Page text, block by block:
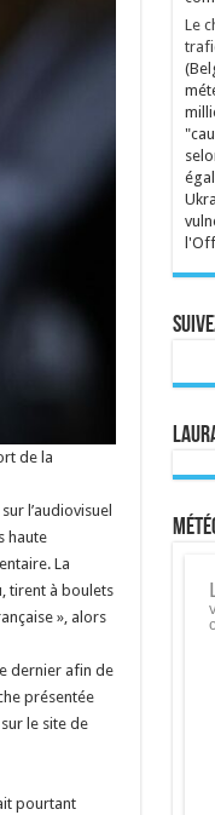
de la
l’audiovisuel
haute
La
tirent à boulets
», alors
dernier afin de
présentée
le site de
pourtant
Le